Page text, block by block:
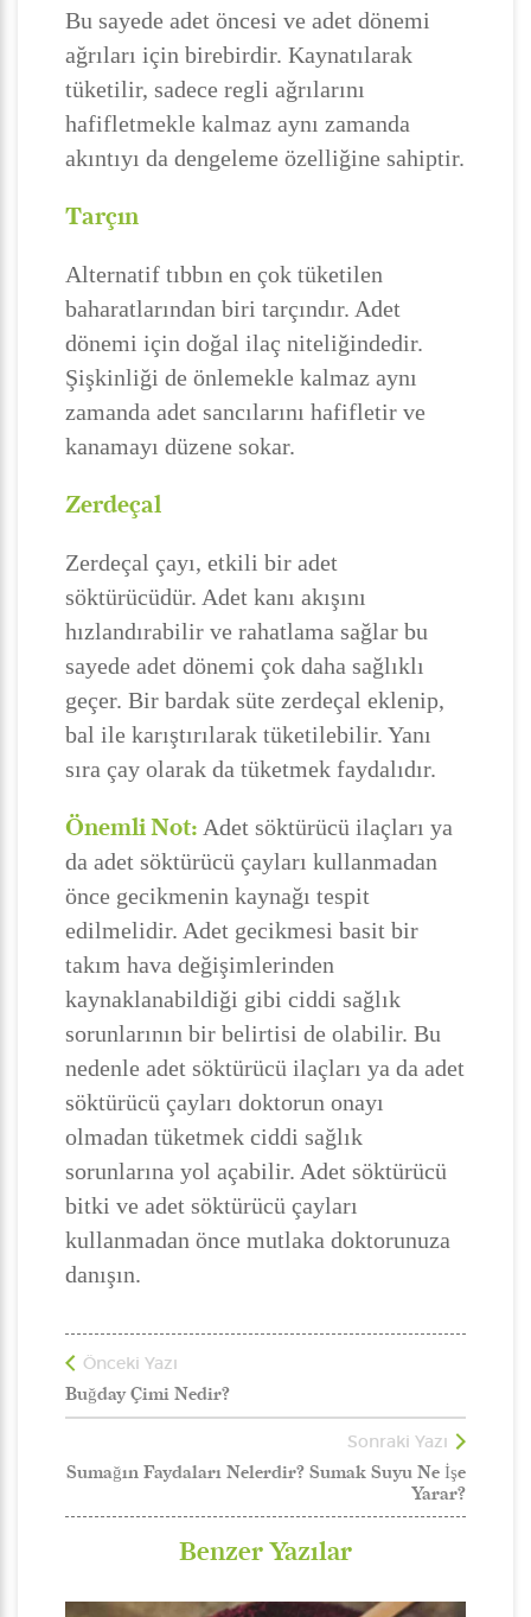
Bu sayede adet öncesi ve adet dönemi
ağrıları için birebirdir. Kaynatılarak
tüketilir, sadece regli ağrılarını
hafifletmekle kalmaz aynı zamanda
akıntıyı da dengeleme özelliğine sahiptir.
Tarçın
Alternatif tıbbın en çok tüketilen
baharatlarından biri tarçındır. Adet
dönemi için doğal ilaç niteliğindedir.
Şişkinliği de önlemekle kalmaz aynı
zamanda adet sancılarını hafifletir ve
kanamayı düzene sokar.
Zerdeçal
Zerdeçal çayı, etkili bir adet
söktürücüdür. Adet kanı akışını
hızlandırabilir ve rahatlama sağlar bu
sayede adet dönemi çok daha sağlıklı
geçer. Bir bardak süte zerdeçal eklenip,
bal ile karıştırılarak tüketilebilir. Yanı
sıra çay olarak da tüketmek faydalıdır.
Önemli Not: Adet söktürücü ilaçları ya
da adet söktürücü çayları kullanmadan
önce gecikmenin kaynağı tespit
edilmelidir. Adet gecikmesi basit bir
takım hava değişimlerinden
kaynaklanabildiği gibi ciddi sağlık
sorunlarının bir belirtisi de olabilir. Bu
nedenle adet söktürücü ilaçları ya da adet
söktürücü çayları doktorun onayı
olmadan tüketmek ciddi sağlık
sorunlarına yol açabilir. Adet söktürücü
bitki ve adet söktürücü çayları
kullanmadan önce mutlaka doktorunuza
danışın.
Önceki Yazı
Buğday Çimi Nedir?
Sonraki Yazı
Sumağın Faydaları Nelerdir? Sumak Suyu Ne İşe
Yarar?
Benzer Yazılar